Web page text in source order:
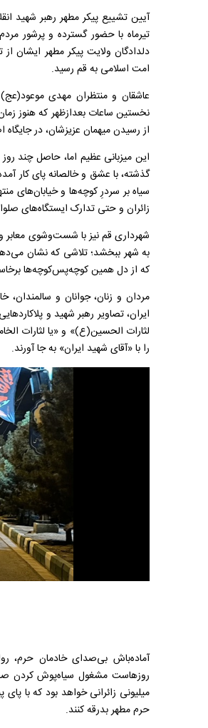
دلدادگان ولایت پیکر مطهر ایشان
امت اسلامی به قم رسید.
عاشقان و منتظران مهدی موعود(عج)
نخستین ساعات بعدازظهر که هنوز
از رسیدن میهمان عزیزشان، در
این میزبانی عظیم اما، حاصل چند
گذشته، با عشق و خالصانه پای کار
سیاه بر سردرِ کوچه‌ها و خیابان‌های
زائران و حتی تدارک ایستگاه‌های
شهرداری قم نیز با شست‌وشوی
به شهر ببخشد؛ تلاشی که نشان
که از دل همین کوچه‌پس‌کوچه‌ها
مردان و زنان، جوانان و
ایران، تصاویر رهبر شهید و
لثارات الحسین(ع)» و «یا لثارات
را با «آقای شهید ایران» به جا آورند.
آماده‌باش بی‌صدای خادمان
روزهاست مشغول سیاه‌پوش کردن
میلیونی زائرانی خواهد بود که با
حرم مطهر بدرقه کنند.